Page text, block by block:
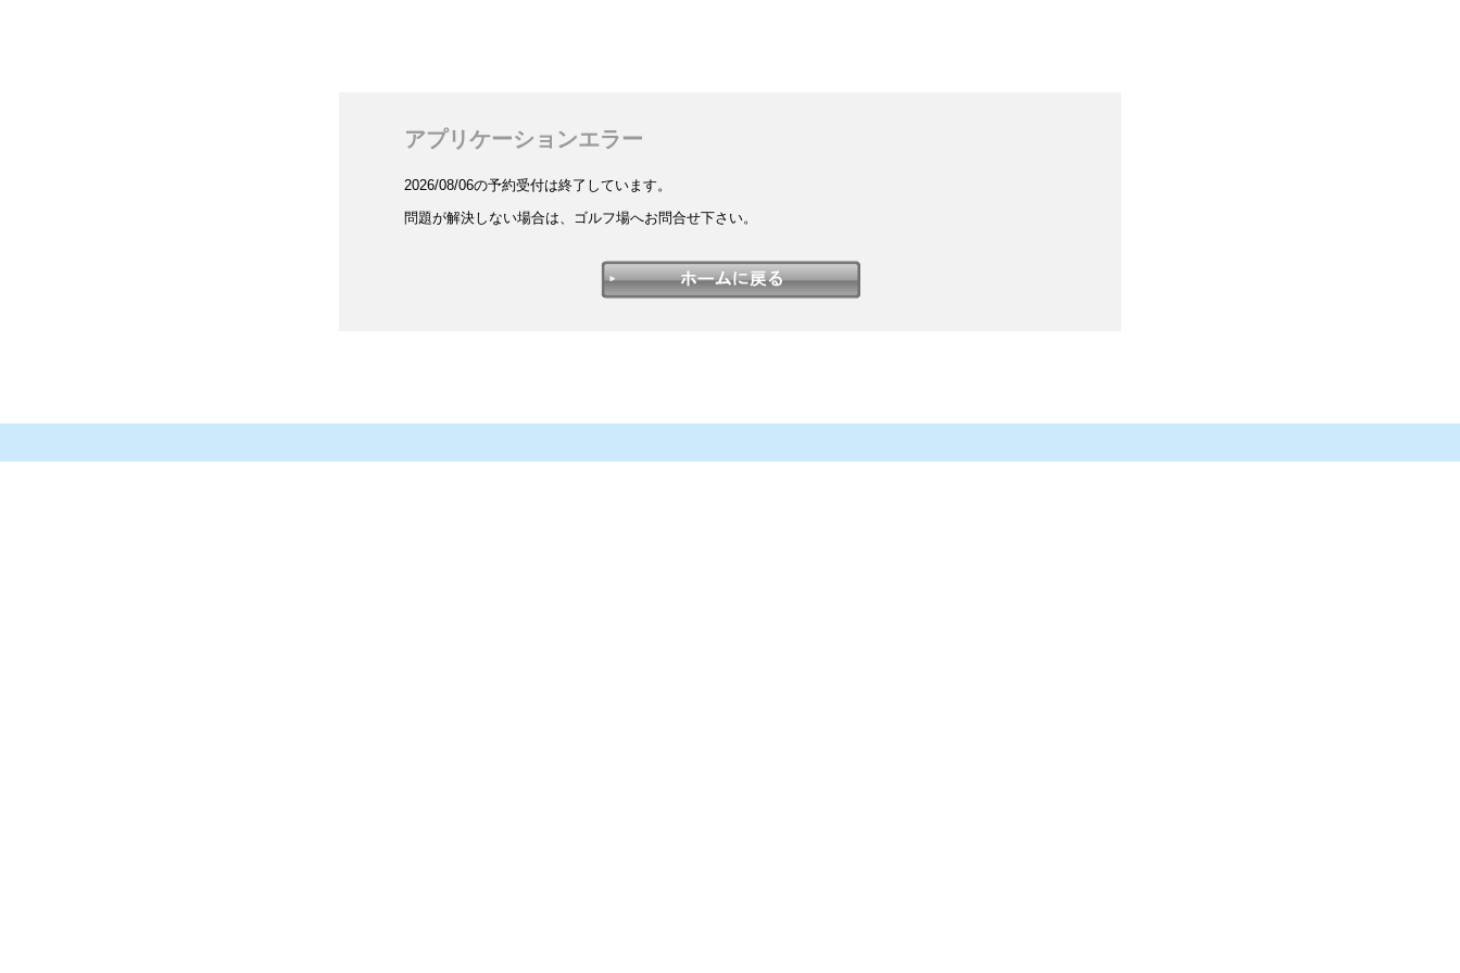
アプリケーションエラー
2026/08/06の予約受付は終了しています。
問題が解決しない場合は、ゴルフ場へお問合せ下さい。